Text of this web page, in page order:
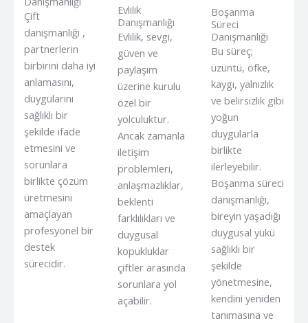
Çift
danışmanlığı ,
partnerlerin
birbirini daha iyi
anlamasını,
duygularını
sağlıklı bir
şekilde ifade
etmesini ve
sorunlara
birlikte çözüm
üretmesini
amaçlayan
profesyonel bir
destek
sürecidir.
Evlilik
Danışmanlığı
Evlilik, sevgi,
güven ve
paylaşım
üzerine kurulu
özel bir
yolculuktur.
Ancak zamanla
iletişim
problemleri,
anlaşmazlıklar,
beklenti
farklılıkları ve
duygusal
kopukluklar
çiftler arasında
sorunlara yol
açabilir.
Boşanma
Süreci
Danışmanlığı
Bu süreç;
üzüntü, öfke,
kaygı, yalnızlık
ve belirsizlik gibi
yoğun
duygularla
birlikte
ilerleyebilir.
Boşanma süreci
danışmanlığı,
bireyin yaşadığı
duygusal yükü
sağlıklı bir
şekilde
yönetmesine,
kendini yeniden
tanımasına ve